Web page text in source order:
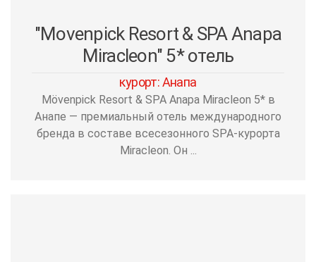
"Movenpick Resort & SPA Anapa
Miracleon" 5* отель
курорт: Анапа
Mövenpick Resort & SPA Anapa Miracleon 5* в
Анапе — премиальный отель международного
бренда в составе всесезонного SPA-курорта
Miracleon. Он ...